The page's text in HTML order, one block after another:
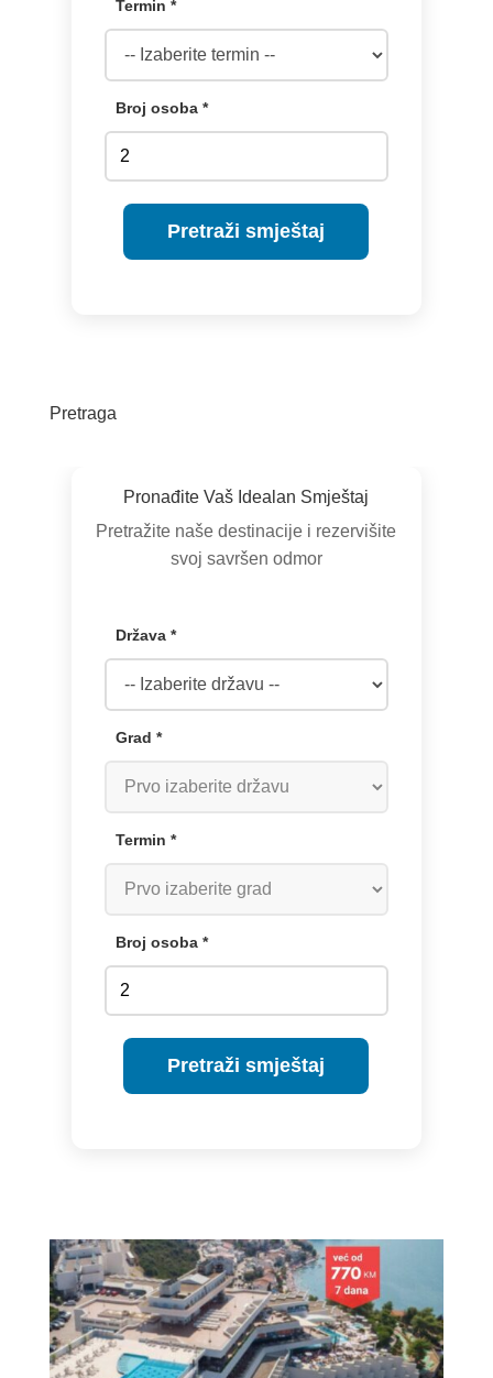
Termin *
Broj osoba *
Pretraži smještaj
Pretraga
Pronađite Vaš Idealan Smještaj
Pretražite naše destinacije i rezervišite
svoj savršen odmor
Država *
Grad *
Termin *
Broj osoba *
Pretraži smještaj